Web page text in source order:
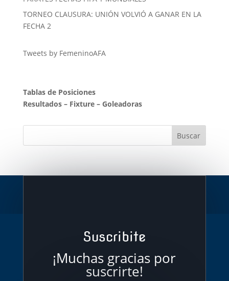
TORNEO CLAUSURA: UNIÓN VOLVIÓ A GANAR EN LA
FECHA 2
Tweets by FemeninoAFA
Tablas de Posiciones
Resultados– Fixture– Goleadoras
Suscribite
¡Muchas gracias por
suscrirte!